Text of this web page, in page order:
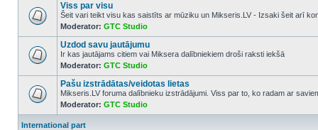
No
unread
posts
Viss par visu
Šeit vari teikt visu kas saistīts ar mūziku un Mikseris.LV - Izsaki šeit arī
Moderator: GTC Studio
No
unread
posts
Uzdod savu jautājumu
Ir kas jautājams citiem vai Miksera dalībniekiem droši raksti iekšā
Moderator: GTC Studio
No
unread
posts
Pašu izstrādātas/veidotas lietas
Mikseris.LV foruma dalībnieku izstrādājumi. Viss par to, ko radam ar
Moderator: GTC Studio
International part